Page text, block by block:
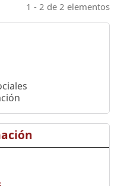
1 - 2 de 2 elementos